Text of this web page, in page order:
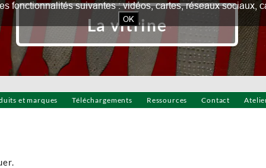
et marques Téléchargements Ressources Contact
La vitrine
fonctionnalités suivantes : vidéos, cartes, réseaux sociaux,
OK